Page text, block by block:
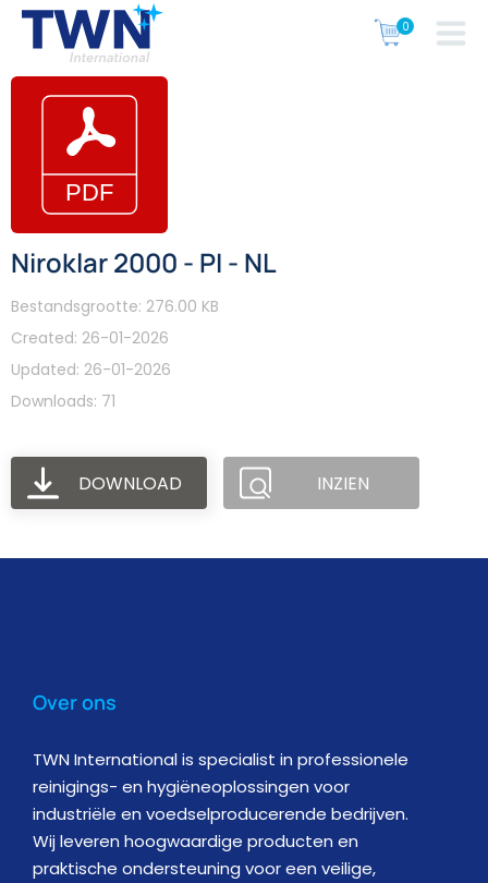
Niroklar 2000 - PI - NL
Bestandsgrootte: 276.00 KB
Created: 26-01-2026
Updated: 26-01-2026
Downloads: 71
DOWNLOAD INZIEN
Over ons
TWN International is specialist in professionele
reinigings- en hygiëneoplossingen voor
industriële en voedselproducerende bedrijven.
Wij leveren hoogwaardige producten en
praktische ondersteuning voor een veilige,